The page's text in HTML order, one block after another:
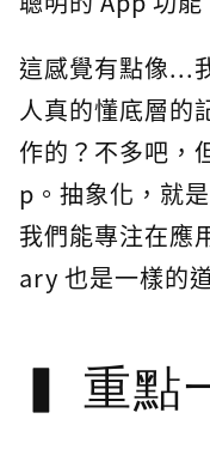
這感覺有點像...
人真的懂底層的
作的？不多吧，
p。抽象化，就
我們能專注在應
ary 也是一樣的
重點